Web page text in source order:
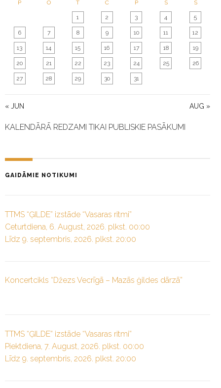
P O T C P S S
« JUN AUG »
1 2 3 4 5
6 7 8 9 10 11 12
13 14 15 16 17 18 19
20 21 22 23 24 25 26
27 28 29 30 31
KALENDĀRĀ REDZAMI TIKAI PUBLISKIE PASĀKUMI
GAIDĀMIE NOTIKUMI
TTMS “ĢILDE” izstāde “Vasaras ritmi”
Ceturtdiena, 6. August, 2026. plkst. 00:00
Līdz 9. septembris, 2026. plkst. 20:00
Koncertcikls “Džezs Vecrīgā – Mazās ģildes dārzā”
TTMS “ĢILDE” izstāde “Vasaras ritmi”
Piektdiena, 7. August, 2026. plkst. 00:00
Līdz 9. septembris, 2026. plkst. 20:00